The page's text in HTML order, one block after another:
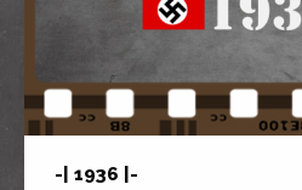
-| 1936 |-